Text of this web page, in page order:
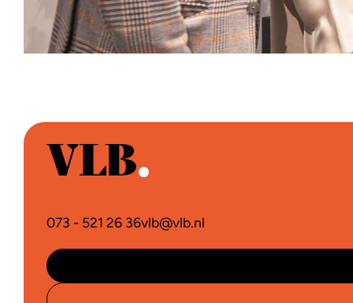
073 - 521 26 36vlb@vlb.nl